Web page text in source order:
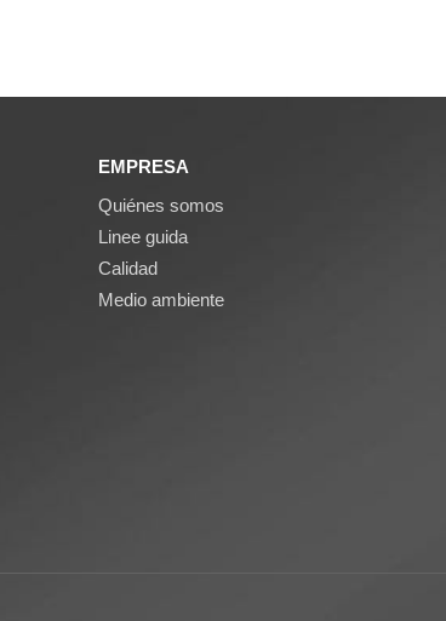
EMPRESA
Quiénes somos
Linee guida
Calidad
Medio ambiente